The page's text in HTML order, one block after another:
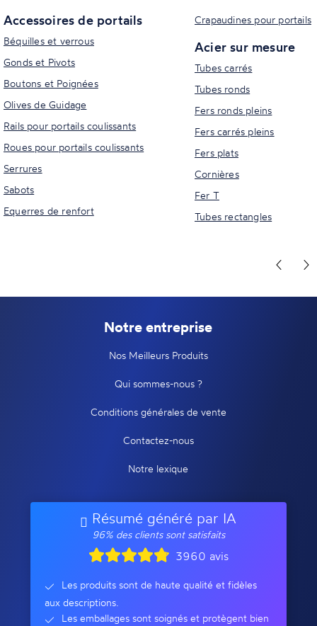
Accessoires de portails
Béquilles et verrous
Gonds et Pivots
Boutons et Poignées
Olives de Guidage
Rails pour portails coulissants
Roues pour portails coulissants
Serrures
Sabots
Equerres de renfort
Crapaudines pour portails
Acier sur mesure
Tubes carrés
Tubes ronds
Fers ronds pleins
Fers carrés pleins
Fers plats
Cornières
Fer T
Tubes rectangles
Notre entreprise
Nos Meilleurs Produits
Qui sommes-nous ?
Conditions générales de vente
Contactez-nous
Notre lexique
Résumé généré par IA
96% des clients sont satisfaits
3960 avis
Les produits sont de haute qualité et fidèles
aux descriptions.
Les emballages sont soignés et protègent bien